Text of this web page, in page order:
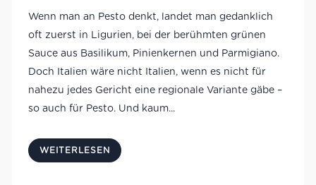
Wenn man an Pesto denkt, landet man gedanklich
oft zuerst in Ligurien, bei der berühmten grünen
Sauce aus Basilikum, Pinienkernen und Parmigiano.
Doch Italien wäre nicht Italien, wenn es nicht für
nahezu jedes Gericht eine regionale Variante gäbe –
so auch für Pesto. Und kaum...
WEITERLESEN